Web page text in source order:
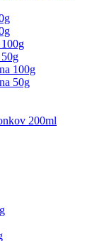
100g
50g
200ml